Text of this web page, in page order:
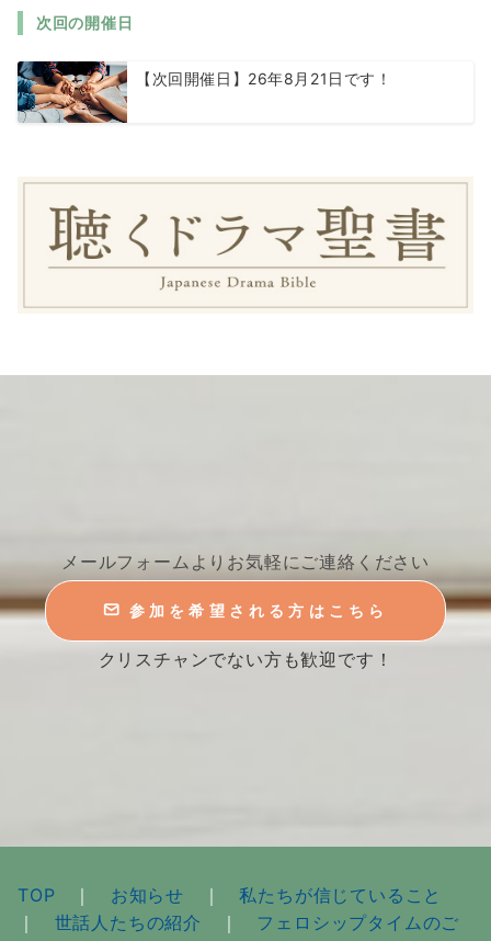
次回の開催日
【次回開催日】26年8月21日です！
メールフォームよりお気軽にご連絡ください
参加を希望される方はこちら
クリスチャンでない方も歓迎です！
TOP ｜ お知らせ ｜私たちが信じていること
｜ 世話人たちの紹介 ｜ フェロシップタイムのご